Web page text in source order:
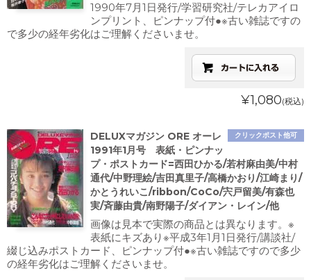
1990年7月1日発行/学習研究社/テレカアイロ
ンプリント、ピンナップ付●※古い雑誌ですの
で多少の経年劣化はご理解くださいませ。
¥1,080(税込)
クリックポスト他可
DELUXマガジン ORE オーレ
1991年1月号 表紙・ピンナッ
プ・ポストカード=西田ひかる/若村麻由美/中村
通代/中野理絵/吉田真里子/高橋かおり/江崎まり/
かとうれいこ/ribbon/CoCo/宍戸留美/有森也
実/斉藤由貴/南野陽子/ダイアン・レイン/他
画像は見本で実際の商品とは異なります。※
表紙にキズあり※平成3年1月1日発行/講談社/
綴じ込みポストカード、ピンナップ付●※古い雑誌ですので多少
の経年劣化はご理解くださいませ。